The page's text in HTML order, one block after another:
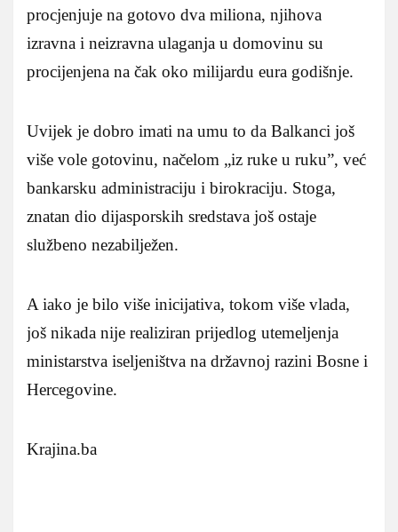
procjenjuje na gotovo dva miliona, njihova
izravna i neizravna ulaganja u domovinu su
procijenjena na čak oko milijardu eura godišnje.
Uvijek je dobro imati na umu to da Balkanci još
više vole gotovinu, načelom „iz ruke u ruku”, već
bankarsku administraciju i birokraciju. Stoga,
znatan dio dijasporskih sredstava još ostaje
službeno nezabilježen.
A iako je bilo više inicijativa, tokom više vlada,
još nikada nije realiziran prijedlog utemeljenja
ministarstva iseljeništva na državnoj razini Bosne i
Hercegovine.
Krajina.ba